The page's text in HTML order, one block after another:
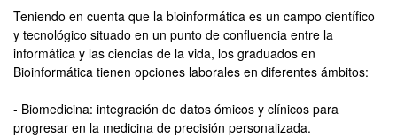
Teniendo en cuenta que la bioinformática es un campo científico
y tecnológico situado en un punto de confluencia entre la
informática y las ciencias de la vida, los graduados en
Bioinformática tienen opciones laborales en diferentes ámbitos:
- Biomedicina: integración de datos ómicos y clínicos para
progresar en la medicina de precisión personalizada.